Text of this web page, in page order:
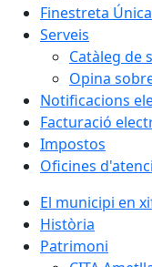
Finestreta
Serveis
Catàleg de
Opina
Notificacions
Facturació
Impostos
Oficines
El municipi en
Història
Patrimoni